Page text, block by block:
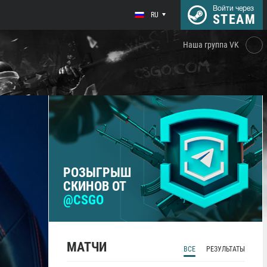
RU
Войти через
STEAM
Наша группа VK
РОЗЫГРЫШ
СКИНОВ ОТ
@CSGO
МАТЧИ ВСЕ РЕЗУЛЬТАТЫ